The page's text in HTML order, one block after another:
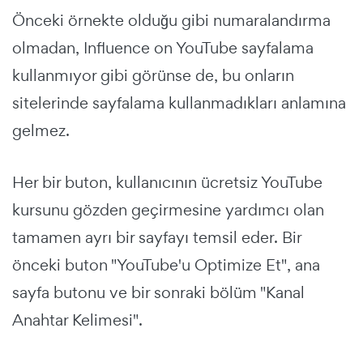
Önceki örnekte olduğu gibi numaralandırma
olmadan, Influence on YouTube sayfalama
kullanmıyor gibi görünse de, bu onların
sitelerinde sayfalama kullanmadıkları anlamına
gelmez.
Her bir buton, kullanıcının ücretsiz YouTube
kursunu gözden geçirmesine yardımcı olan
tamamen ayrı bir sayfayı temsil eder. Bir
önceki buton "YouTube'u Optimize Et", ana
sayfa butonu ve bir sonraki bölüm "Kanal
Anahtar Kelimesi".